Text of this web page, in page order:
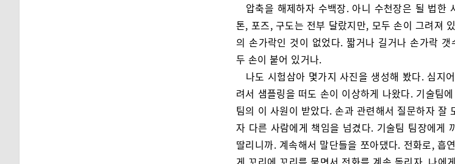
압축을 해제하자 수백장. 아니 수천장은 될 법한
톤, 포즈, 구도는 전부 달랐지만, 모두 손이 그려져
의 손가락인 것이 없었다. 짧거나 길거나 손가락
두 손이 붙어 있거나.
나도 시험삼아 몇가지 사진을 생성해 봤다. 심지
려서 샘플링을 떠도 손이 이상하게 나왔다. 기술팀
팀의 이 사원이 받았다. 손과 관련해서 질문하자 잘
자 다른 사람에게 책임을 넘겼다. 기술팀 팀장에게
딸리니까. 계속해서 말단들을 쪼아댔다. 전화로, 흡